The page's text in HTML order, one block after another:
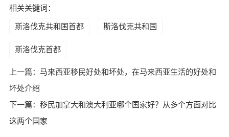
相关关键词：
斯洛伐克共和国首都 斯洛伐克共和国
斯洛伐克首都
上一篇： 马来西亚移民好处和坏处，在马来西亚生活的好处和
坏处介绍
下一篇： 移民加拿大和澳大利亚哪个国家好？从多个方面对比
这两个国家